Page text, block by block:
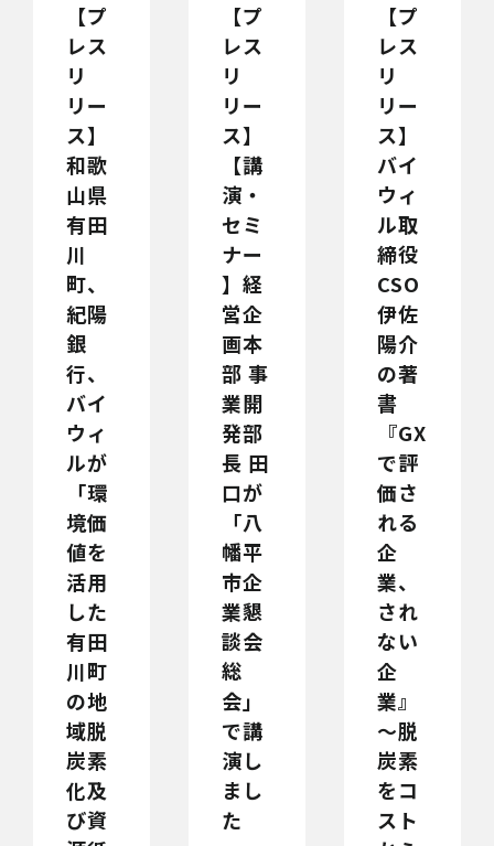
【プ
レス
リ
リー
ス】
和歌
山県
有田
川
町、
紀陽
銀
行、
バイ
ウィ
ルが
「環
境価
値を
活用
した
有田
川町
の地
域脱
炭素
化及
び資
【プ
レス
リ
リー
ス】
【講
演・
セミ
ナー
】経
営企
画本
部 事
業開
発部
長 田
口が
「八
幡平
市企
業懇
談会
総
会」
で講
演し
まし
た
【プ
レス
リ
リー
ス】
バイ
ウィ
ル取
締役
CSO
伊佐
陽介
の著
書
『GX
で評
価さ
れる
企
業、
され
ない
企
業』
～脱
炭素
をコ
スト